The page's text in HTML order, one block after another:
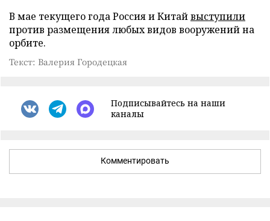
В мае текущего года Россия и Китайвыступили
против размещения любых видов вооружений на
орбите.
Текст: Валерия Городецкая
Подписывайтесь на наши
каналы
Комментировать